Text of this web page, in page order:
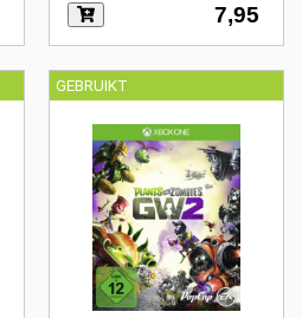
7,95
GEBRUIKT